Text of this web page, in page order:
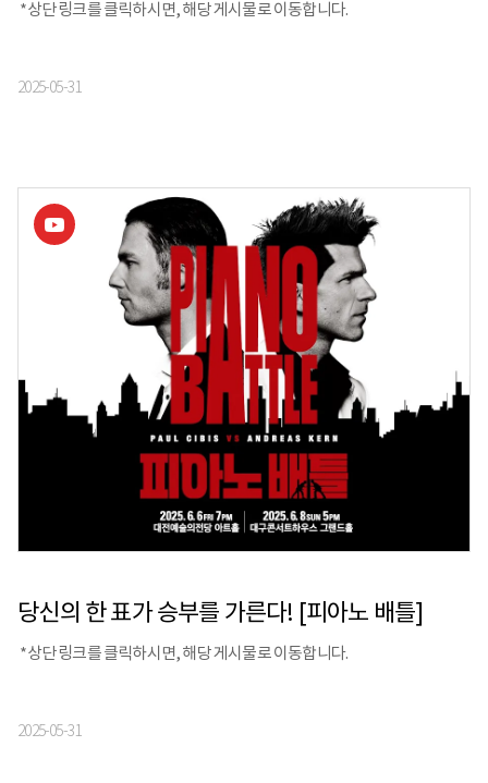
*상단 링크를 클릭하시면, 해당 게시물로 이동합니다.
2025-05-31
당신의 한 표가 승부를 가른다! [피아노 배틀]
*상단 링크를 클릭하시면, 해당 게시물로 이동합니다.
2025-05-31